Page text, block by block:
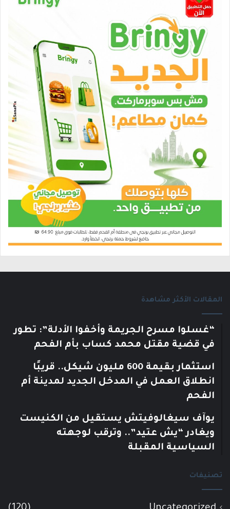
المقالات الأكثر مشاهدة
“غسلوا مسرح الجريمة وأخفوا الأدلة”: تطور
في قضية مقتل محمد كساب بأم الفحم
استثمار بقيمة 600 مليون شيكل.. قريبًا
انطلاق العمل في المدخل الجديد لمدينة أم
الفحم
يوآف سيغالوفيتش يستقيل من الكنيست
ويغادر “يش عتيد”.. وترقب لوجهته
السياسية المقبلة
تصنيفات